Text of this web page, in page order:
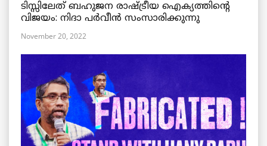
ടിസ്സിലേത് ബഹുജന രാഷ്ട്രീയ ഐക്യത്തിന്റെ
വിജയം: നിദാ പർവീൻ സംസാരിക്കുന്നു
November 20, 2022